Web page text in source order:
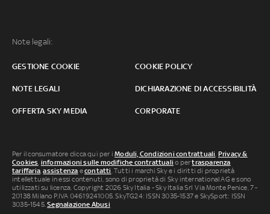
Note legali:
GESTIONE COOKIE COOKIE POLICY
NOTE LEGALI DICHIARAZIONE DI ACCESSIBILITÀ
OFFERTA SKY MEDIA CORPORATE
Per il consumatore clicca qui per iModuli, Condizioni contrattuali Privacy &
Cookies informazioni sulle modifiche contrattuali o pertrasparenza
tariffaria ,assistenza econtatti . Tutti i marchi Sky e i diritti di proprietà
intellettuale in essi contenuti, sono di proprietà di Sky international AG e sono
utilizzati su licenza. Copyright 2026 Sky Italia - Sky Italia Srl Via Monte Penice, 7 -
20138 Milano P.IVA 04619241005. SkyTG24: ISSN 3035-1537 e SkySport: ISSN
3035-1545.Segnalazione Abusi